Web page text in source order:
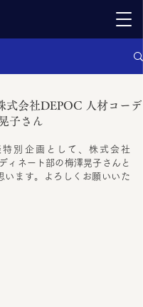
式会社DEPOC 人材コーデ
子さん
別企画として、株式会社
ィネート部の梅澤晃子さんと
います。よろしくお願いいた